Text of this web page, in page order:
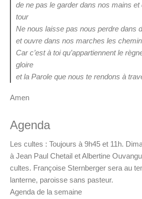
de ne pas le garder dans nos mains et
tour
Ne nous laisse pas nous perdre dans
et ouvre dans nos marches les
Car c’est à toi qu’appartiennent le
gloire
et la Parole que nous te rendons à
Amen
Agenda
Les cultes : Toujours à 9h45 et 11h.
à Jean Paul Chetail et Albertine
cultes. Françoise Sternberger sera au
lanterne, paroisse sans pasteur.
Agenda de la semaine